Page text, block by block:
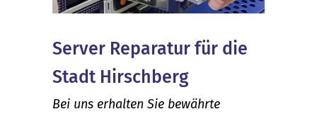
Server Reparatur für die
Stadt Hirschberg
Bei uns erhalten Sie bewährte